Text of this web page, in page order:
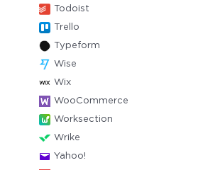
Todoist
Trello
Typeform
Wise
Wix
WooCommerce
Worksection
Wrike
Yahoo!